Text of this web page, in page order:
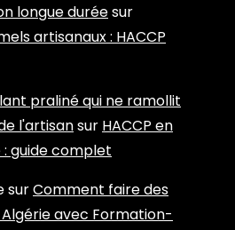
longue duréesur
artisanaux : HACCP
praliné qui ne ramollit
l'artisansur HACCP en
guide complet
surComment faire des
avec Formation-